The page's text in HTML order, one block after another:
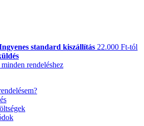
standard kiszállítás 22.000 Ft-tól
rendeléshez